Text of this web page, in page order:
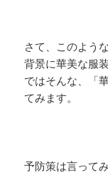
さて、このよう
背景に華美な服
ではそんな、「
てみます。
予防策は言って